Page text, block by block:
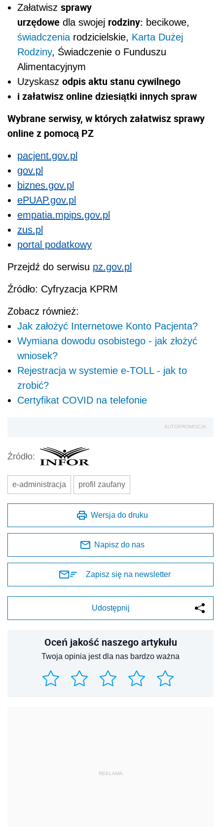
Załatwisz sprawy
urzędowe dla swojej rodziny: becikowe,
świadczenia rodzicielskie, Karta Dużej
Rodziny, Świadczenie o Funduszu
Alimentacyjnym
Uzyskasz odpis aktu stanu cywilnego
i załatwisz online dziesiątki innych spraw
Wybrane serwisy, w których załatwisz sprawy
online z pomocą PZ
pacjent.gov.pl
gov.pl
biznes.gov.pl
ePUAP.gov.pl
empatia.mpips.gov.pl
zus.pl
portal podatkowy
Przejdź do serwisu pz.gov.pl
Źródło: Cyfryzacja KPRM
Zobacz również:
Jak założyć Internetowe Konto Pacjenta?
Wymiana dowodu osobistego - jak złożyć
wniosek?
Rejestracja w systemie e-TOLL - jak to
zrobić?
Certyfikat COVID na telefonie
AUTOPROMOCJA
Źródło:
e-administracja profil zaufany
Wersja do druku
Napisz do nas
Zapisz się na newsletter
Udostępnij
Oceń jakość naszego artykułu
Twoja opinia jest dla nas bardzo ważna
REKLAMA